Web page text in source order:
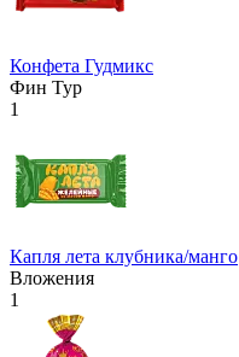
Конфета Гудмикс
Фин Тур
1
Капля лета клубника/манго
Вложения
1